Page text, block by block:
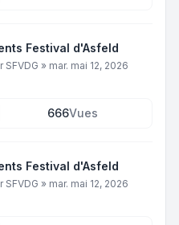
Festival d'Asfeld
SFVDG » mar. mai 12, 2026
666Vues
Festival d'Asfeld
SFVDG » mar. mai 12, 2026